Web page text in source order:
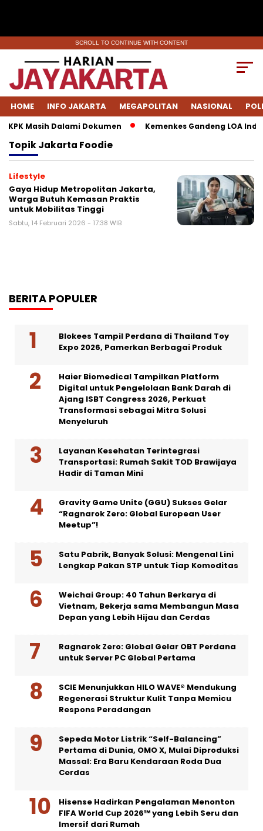
SCROLL TO CONTINUE WITH CONTENT
HOME INFO JAKARTA MEGAPOLITAN NASIONAL
Masih Dalami Dokumen Kemenkes Gandeng LOA
TopikJakarta Foodie
Lifestyle
Gaya Hidup Metropolitan Jakarta,
Warga Butuh Kemasan Praktis
untuk Mobilitas Tinggi
Sabtu, 14 Februari 2026 - 17:38 WIB
BERITA POPULER
Blokees Tampil Perdana di Thailand Toy
Expo 2026, Pamerkan Berbagai Produk
Haier Biomedical Tampilkan Platform
Digital untuk Pengelolaan Bank Darah di
Ajang ISBT Congress 2026, Perkuat
Transformasi sebagai Mitra Solusi
Menyeluruh
Layanan Kesehatan Terintegrasi
Transportasi: Rumah Sakit TOD Brawijaya
Hadir di Taman Mini
Gravity Game Unite (GGU) Sukses Gelar
“Ragnarok Zero: Global European User
Meetup”!
Satu Pabrik, Banyak Solusi: Mengenal Lini
Lengkap Pakan STP untuk Tiap Komoditas
Weichai Group: 40 Tahun Berkarya di
Vietnam, Bekerja sama Membangun Masa
Depan yang Lebih Hijau dan Cerdas
Ragnarok Zero: Global Gelar OBT Perdana
untuk Server PC Global Pertama
SCIE Menunjukkan HILO WAVE® Mendukung
Regenerasi Struktur Kulit Tanpa Memicu
Respons Peradangan
Sepeda Motor Listrik “Self-Balancing”
Pertama di Dunia, OMO X, Mulai Diproduksi
Massal: Era Baru Kendaraan Roda Dua
Cerdas
Hisense Hadirkan Pengalaman Menonton
FIFA World Cup 2026™ yang Lebih Seru dan
Imersif dari Rumah